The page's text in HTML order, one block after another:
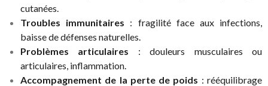
cutanées.
Troubles immunitaires : fragilité face aux infections,
baisse de défenses naturelles.
Problèmes articulaires : douleurs musculaires ou
articulaires, inflammation.
Accompagnement de la perte de poids : rééquilibrage